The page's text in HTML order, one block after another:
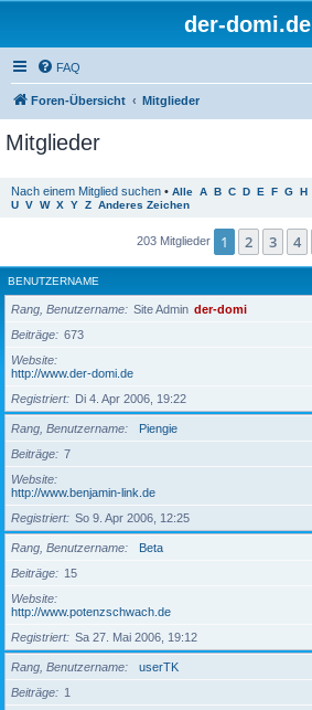
der-domi.de
FAQ
Foren-Übersicht Mitglieder
Mitglieder
Nach einem Mitglied suchen • Alle A B C D E F G H
U V W X Y Z Anderes Zeichen
203 Mitglieder 1 2 3 4
BENUTZERNAME
Rang, Benutzername Site Admin der-domi
Beiträge
673
Website
http://www.der-domi.de
Registriert
Di 4. Apr 2006, 19:22
Rang, Benutzername
Piengie
Beiträge
7
Website
http://www.benjamin-link.de
Registriert
So 9. Apr 2006, 12:25
Rang, Benutzername
Beta
Beiträge
15
Website
http://www.potenzschwach.de
Registriert
Sa 27. Mai 2006, 19:12
Rang, Benutzername
userTK
Beiträge
1